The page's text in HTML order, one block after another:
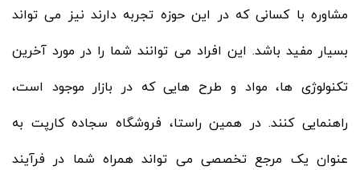
مشاوره با کسانی که در این حوزه تجربه دارند نیز می تواند
بسیار مفید باشد. این افراد می توانند شما را در مورد آخرین
تکنولوژی ها، مواد و طرح هایی که در بازار موجود است،
راهنمایی کنند. در همین راستا، فروشگاه سجاده کارپت به
عنوان یک مرجع تخصصی می تواند همراه شما در فرآیند